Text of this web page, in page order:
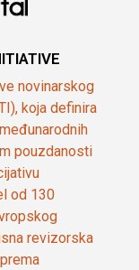
novinarskog
koja definira
pouzdanosti
od 130
revizorska